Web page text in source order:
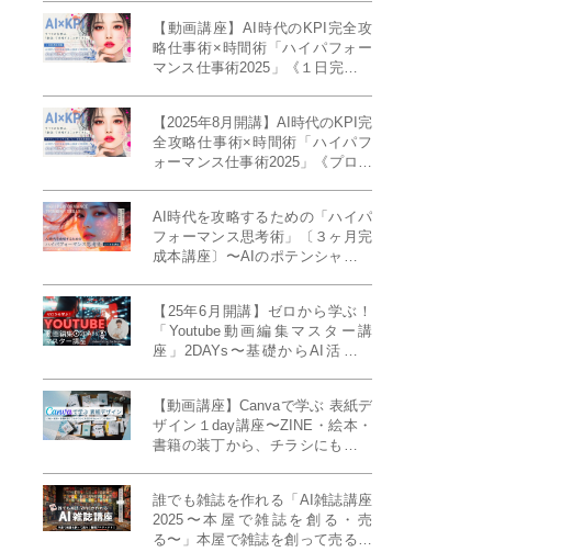
発信力養成ラボNEO》
【動画講座】AI時代のKPI完全攻
略仕事術×時間術「ハイパフォー
マンス仕事術2025」《１日完成特
【2025年8月開講】AI時代のKPI完
全攻略仕事術×時間術「ハイパフ
ォーマンス仕事術2025」《プロフ
AI時代を攻略するための「ハイパ
フォーマンス思考術」〔３ヶ月完
成本講座〕〜AIのポテンシャルを
【25年6月開講】ゼロから学ぶ！
「Youtube動画編集マスター講
座」2DAYs〜基礎からAI活用ま
【動画講座】Canvaで学ぶ 表紙デ
ザイン１day講座〜ZINE・絵本・
書籍の装丁から、チラシにも活か
誰でも雑誌を作れる「AI雑誌講座
2025〜本屋で雑誌を創る・売
る〜」本屋で雑誌を創って売る！